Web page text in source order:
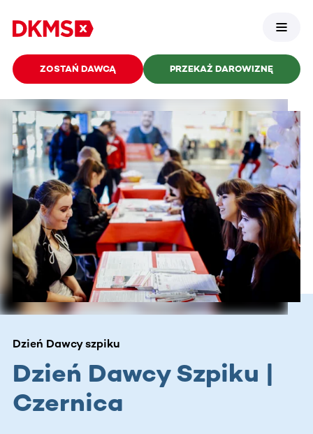
ZOSTAŃ DAWCĄ PRZEKAŻ DAROWIZNĘ
Dzień Dawcy szpiku
Dzień Dawcy Szpiku |
Czernica